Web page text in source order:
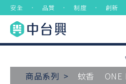
安全 ． 品質 ． 制度 ． 創新
商品系列 > 蚊香
ONE